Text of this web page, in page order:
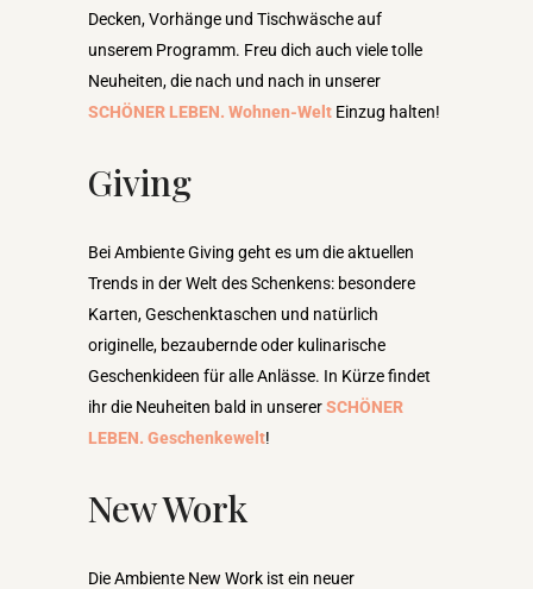
Decken, Vorhänge und Tischwäsche auf
unserem Programm. Freu dich auch viele tolle
Neuheiten, die nach und nach in unserer
SCHÖNER LEBEN. Wohnen-Welt Einzug halten!
Giving
Bei Ambiente Giving geht es um die aktuellen
Trends in der Welt des Schenkens: besondere
Karten, Geschenktaschen und natürlich
originelle, bezaubernde oder kulinarische
Geschenkideen für alle Anlässe. In Kürze findet
ihr die Neuheiten bald in unsererSCHÖNER
LEBEN. Geschenkewelt!
New Work
Die Ambiente New Work ist ein neuer